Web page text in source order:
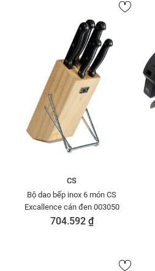
CS
Bộ dao bếp inox 6 món CS
Excallence cán đen 003050
704.592 ₫